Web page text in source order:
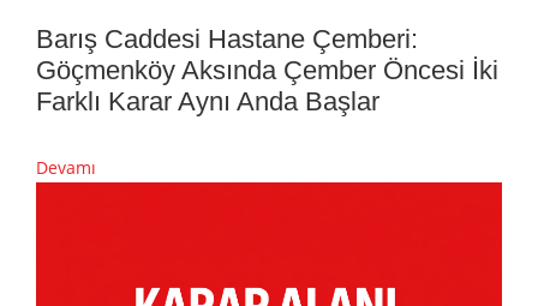
Barış Caddesi Hastane Çemberi:
Göçmenköy Aksında Çember Öncesi İki
Farklı Karar Aynı Anda Başlar
Devamı